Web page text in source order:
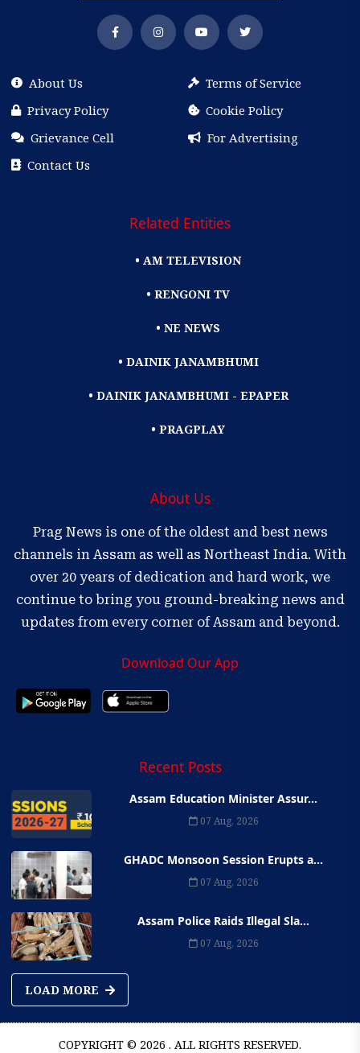
About Us
Terms of Service
Privacy Policy
Cookie Policy
Grievance Cell
For Advertising
Contact Us
Related Entities
• AM TELEVISION
• RENGONI TV
• NE NEWS
• DAINIK JANAMBHUMI
• DAINIK JANAMBHUMI - EPAPER
• PRAGPLAY
About Us
Prag News is one of the oldest and best news
channels in Assam as well as Northeast India. With
over 20 years of dedication and hard work, we
continue to bring you ground-breaking news and
updates from every corner of Assam and beyond.
Download Our App
Recent Posts
Assam Education Minister Assur...
07 Aug, 2026
GHADC Monsoon Session Erupts a...
07 Aug, 2026
Assam Police Raids Illegal Sla...
07 Aug, 2026
LOAD MORE
COPYRIGHT © 2026 . ALL RIGHTS RESERVED.